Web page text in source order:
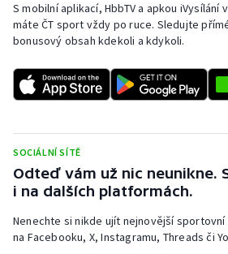
Short track
Stolní tenis
Triatlon
Veslování
Vodní slalom
S mobilní aplikací, HbbTV a apkou
máte ČT sport vždy po ruce. Sledujte
bonusový obsah kdekoli a kdykoli.
SOCIÁLNÍ SÍTĚ
Odteď vám už nic neunikne.
i na dalších platformách.
Nenechte si nikde ujít nejnovější sportovní
na Facebooku, X, Instagramu, Threads či